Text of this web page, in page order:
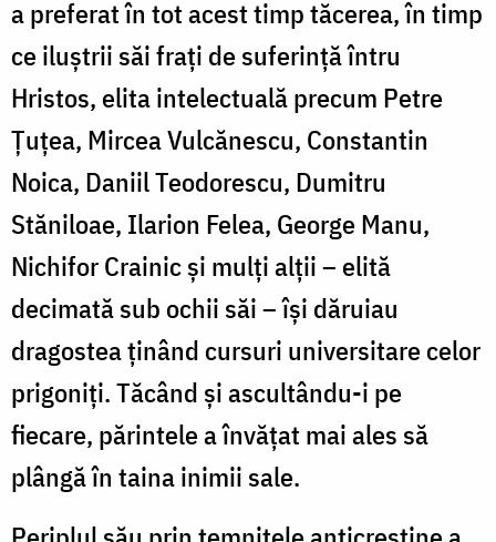
a preferat în tot acest timp tăcerea, în timp
ce iluştrii săi fraţi de suferinţă întru
Hristos, elita intelectuală precum Petre
Ţuţea, Mircea Vulcănescu, Constantin
Noica, Daniil Teodorescu, Dumitru
Stăniloae, Ilarion Felea, George Manu,
Nichifor Crainic şi mulţi alţii – elită
decimată sub ochii săi – îşi dăruiau
dragostea ţinând cursuri universitare celor
prigoniţi. Tăcând şi ascultându-i pe
fiecare, părintele a învăţat mai ales să
plângă în taina inimii sale.